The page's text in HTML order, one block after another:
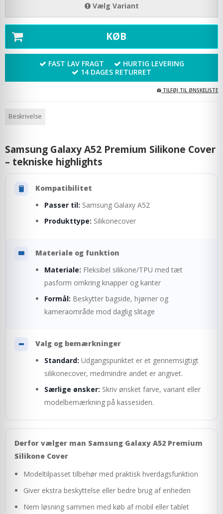
Vælg Variant
KØB
FAST LAV FRAGT
HURTIG LEVERING
14 DAGES RETURRET
TILFØJ TIL ØNSKELISTE
Beskrivelse
Samsung Galaxy A52 Premium Silikone Cover
– tekniske highlights
Kompatibilitet
Passer til: Samsung Galaxy A52
Produkttype: Silikonecover
Materiale og funktion
Materiale: Fleksibel silikone/TPU med tæt
pasform omkring knapper og kanter
Formål: Beskytter bagside, hjørner og
kameraområde mod daglig slitage
Valg og bemærkninger
Standard: Udgangspunktet er et gennemsigtigt
silikonecover, medmindre andet er angivet.
Særlige ønsker: Skriv ønsket farve, variant eller
modelbemærkning på kassesiden.
Derfor vælger man Samsung Galaxy A52 Premium
Silikone Cover
Modeltilpasset tilbehør med praktisk hverdagsfunktion
Giver ekstra beskyttelse eller bedre brug af enheden
Nem løsning sammen med køb af mobil eller tablet